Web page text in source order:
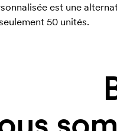
est une
50 unités.